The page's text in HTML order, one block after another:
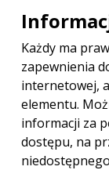
Każdy ma
zapewnienia
internetowej,
elementu.
informacji za
dostępu, na